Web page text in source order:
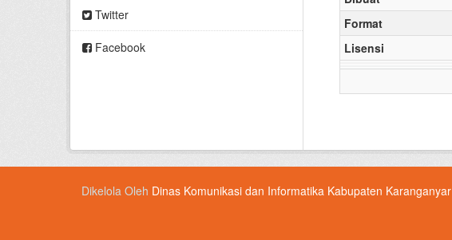
Twitter
Facebook
Format
Lisensi
Dikelola Oleh Dinas Komunikasi dan Informatika Kabupaten Karanganyar